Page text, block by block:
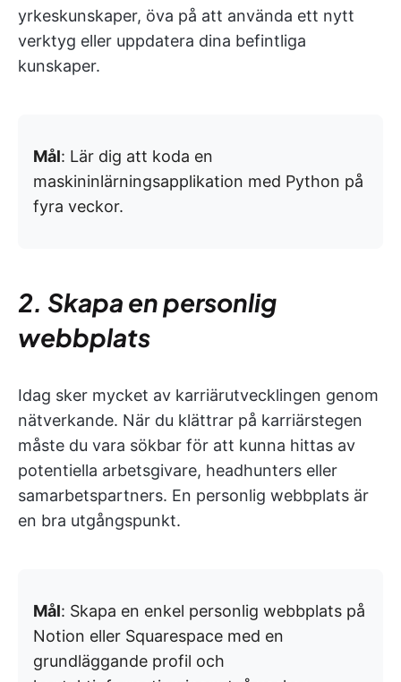
yrkeskunskaper, öva på att använda ett nytt
verktyg eller uppdatera dina befintliga
kunskaper.
Mål: Lär dig att koda en
maskininlärningsapplikation med Python på
fyra veckor.
2. Skapa en personlig
webbplats
Idag sker mycket av karriärutvecklingen genom
nätverkande. När du klättrar på karriärstegen
måste du vara sökbar för att kunna hittas av
potentiella arbetsgivare, headhunters eller
samarbetspartners. En personlig webbplats är
en bra utgångspunkt.
Mål: Skapa en enkel personlig webbplats på
Notion eller Squarespace med en
grundläggande profil och